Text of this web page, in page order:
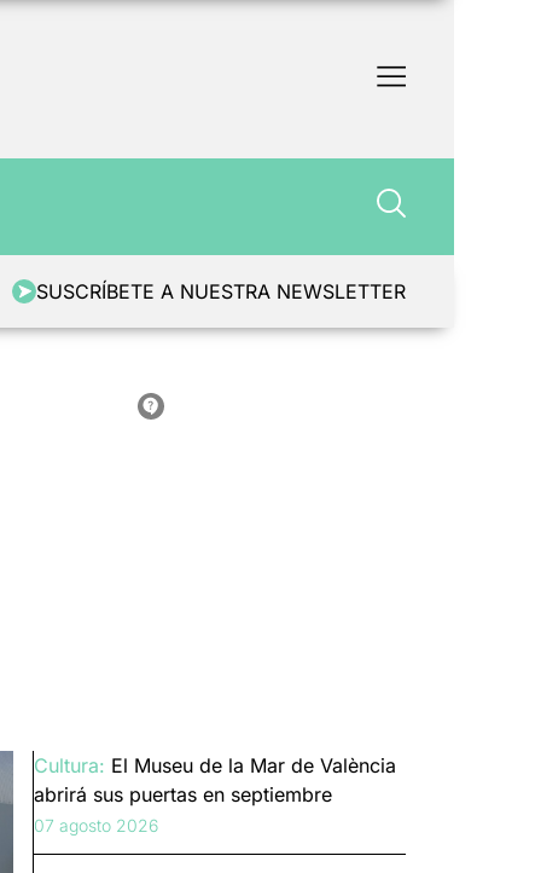
SUSCRÍBETE A NUESTRA NEWSLETTER
Cultura: El Museu de la Mar de València
abrirá sus puertas en septiembre
07 agosto 2026